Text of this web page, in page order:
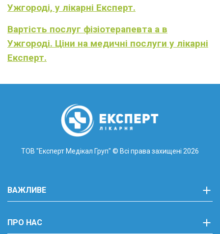
Ужгороді, у лікарні Експерт.
Вартість послуг фізіотерапевта а в
Ужгороді. Ціни на медичні послуги у лікарні
Експерт.
ТОВ "Експерт Медікал Груп" © Всі права захищені 2026
ВАЖЛИВЕ
ПРО НАС